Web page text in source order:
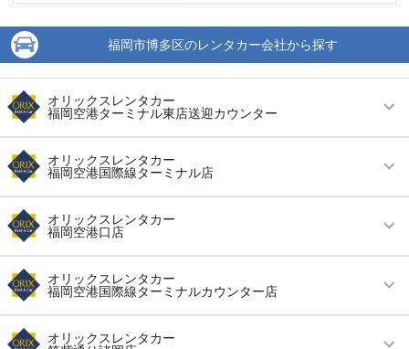
福岡市博多区のレンタカー会社から探す
オリックスレンタカー
福岡空港ターミナル東店送迎カウンター
営業時間 毎日 08:00 ～ 20:00
アクセス 福岡空港より徒歩で約2分（送迎なし）
住所 福岡県福岡市博多区空港前2丁目5-44
この店舗でレンタカーを探す
オリックスレンタカー
福岡空港国際線ターミナル店
営業時間 毎日 09:00 ～ 18:00
アクセス 福岡空港より無料送迎車で約5分
住所 福岡市博多区半道橋2-9-34
オリックスレンタカー
福岡空港口店
営業時間 毎日 08:00 ～ 20:00
アクセス 福岡空港より無料送迎車で約5分
住所 福岡県福岡市博多区吉塚８丁目８−６
オリックスレンタカー
福岡空港国際線ターミナルカウンター店
営業時間 毎日 09:00 ～ 18:00
オリックスレンタカー